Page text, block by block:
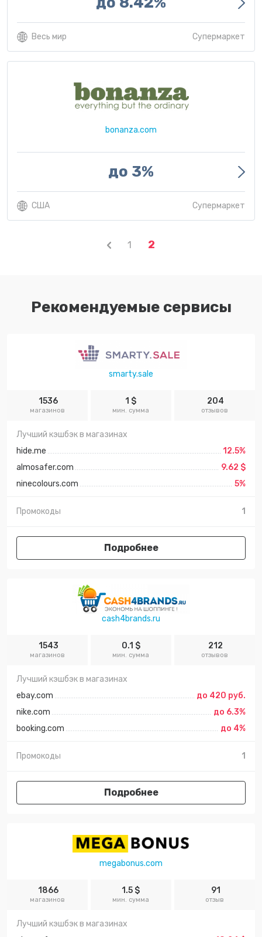
Весь мир Супермаркет
bonanza.com
до 3%
США Супермаркет
1 2
Рекомендуемые сервисы
smarty.sale
1536
магазинов
1 $
мин. сумма
204
отзывов
Лучший кэшбэк в магазинах
hide.me
12.5%
almosafer.com
9.62 $
ninecolours.com
5%
Промокоды 1
Подробнее
cash4brands.ru
1543
магазинов
0.1 $
мин. сумма
212
отзывов
Лучший кэшбэк в магазинах
ebay.com
до 420 руб.
nike.com
до 6.3%
booking.com
до 4%
Промокоды 1
Подробнее
megabonus.com
1866
магазинов
1.5 $
мин. сумма
91
отзыв
Лучший кэшбэк в магазинах